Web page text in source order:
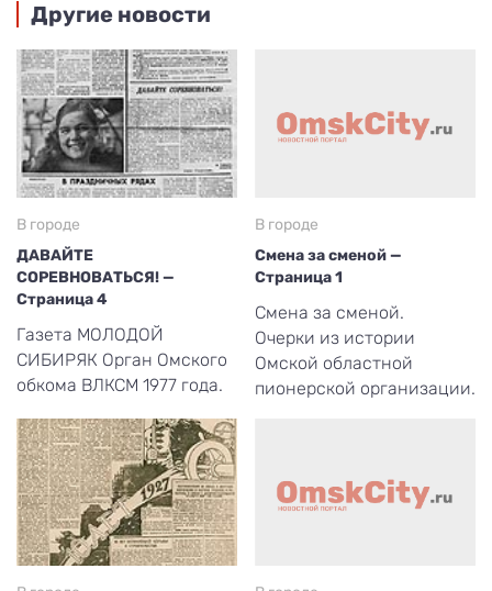
Другие новости
В городе
ДАВАЙТЕ
СОРЕВНОВАТЬСЯ! —
Страница 4
Газета МОЛОДОЙ
СИБИРЯК Орган Омского
обкома ВЛКСМ 1977 года.
В городе
Смена за сменой —
Страница 1
Смена за сменой.
Очерки из истории
Омской областной
пионерской организации.